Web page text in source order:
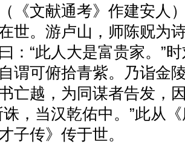
《文献通考》作建安人
世。游卢山，师陈贶为
：“此人大是富贵家。”
谓可俯拾青紫。乃诣金
亡越，为同谋者告发，
诛，当汉乾佑中。”此从
子传》传于世。